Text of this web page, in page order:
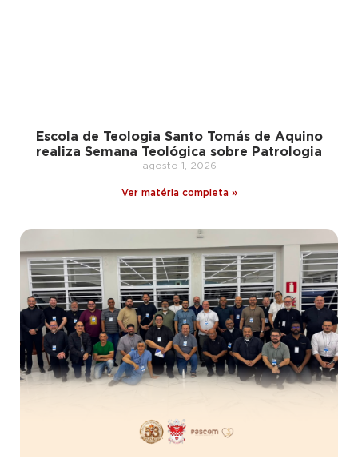
Escola de Teologia Santo Tomás de Aquino
realiza Semana Teológica sobre Patrologia
agosto 1, 2026
Ver matéria completa »